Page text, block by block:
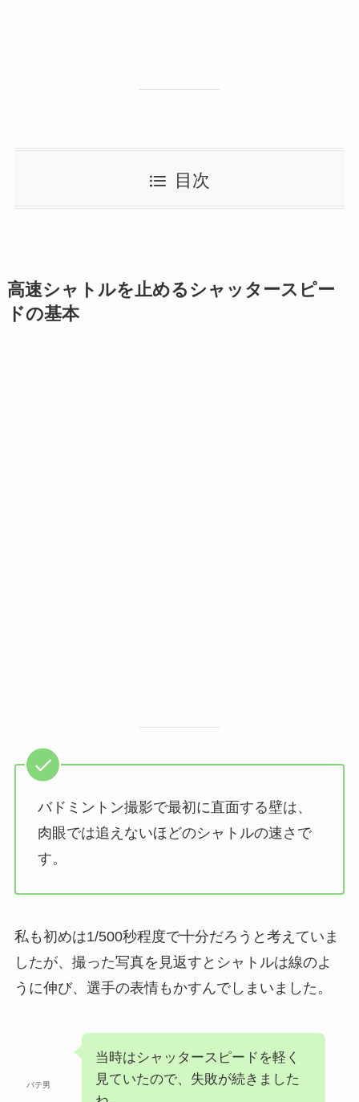
目次
高速シャトルを止めるシャッタースピー
ドの基本
バドミントン撮影で最初に直面する壁は、
肉眼では追えないほどのシャトルの速さで
す。
私も初めは1/500秒程度で十分だろうと考えていま
したが、撮った写真を見返すとシャトルは線のよ
うに伸び、選手の表情もかすんでしまいました。
バテ男
当時はシャッタースピードを軽く
見ていたので、失敗が続きました